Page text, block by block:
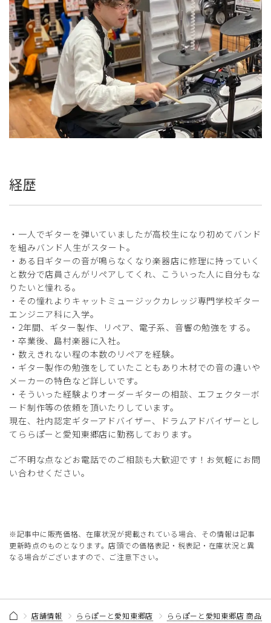
経歴
・一人でギターを弾いていましたが高校生になり初めてバンド
を組みバンド人生がスタート。
・ある日ギターの音が鳴らなくなり楽器店に修理に持っていく
と数分で店員さんがリペアしてくれ、こういった人に自分もな
りたいと憧れる。
・その憧れよりキャットミュージックカレッジ専門学校ギター
エンジニア科に入学。
・2年間、ギター製作、リペア、電子系、音響の勉強をする。
・卒業後、島村楽器に入社。
・数えきれない程の本数のリペアを経験。
・ギター製作の勉強をしていたこともあり木材での音の違いや
メーカーの特色など詳しいです。
・そういった経験よりオーダーギターの相談、エフェクタ―ボ
ード制作等の依頼を頂いたりしています。
現在、社内認定ギターアドバイザー、ドラムアドバイザーとし
てららぽーと愛知東郷店に勤務しております。
ご不明な点などお電話でのご相談も大歓迎です！お気軽にお問
い合わせください。
※記事中に販売価格、在庫状況が掲載されている場合、その情報は記事
更新時点のものとなります。店頭での価格表記・税表記・在庫状況と異
なる場合がございますので、ご注意下さい。
店舗情報 ららぽーと愛知東郷店 ららぽーと愛知東郷店 商品